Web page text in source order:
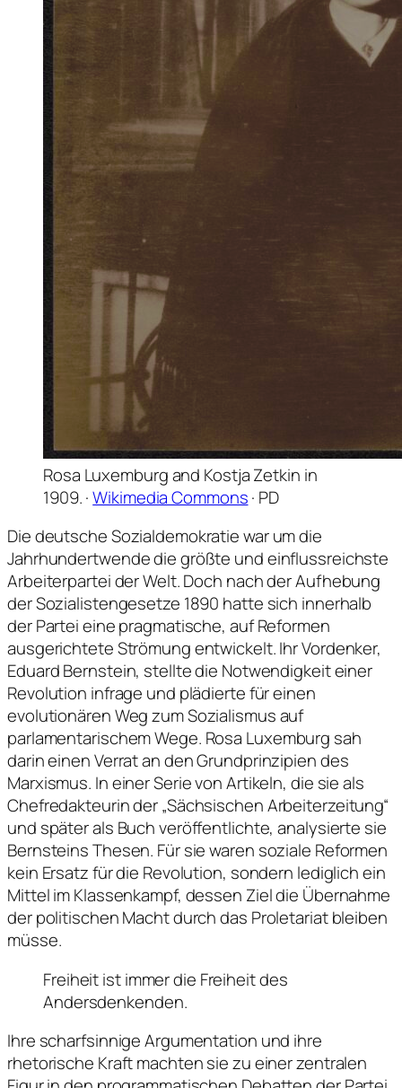
Rosa Luxemburg and Kostja Zetkin in
1909. ·Wikimedia Commons· PD
Die deutsche Sozialdemokratie war um die
Jahrhundertwende die größte und einflussreichste
Arbeiterpartei der Welt. Doch nach der Aufhebung
der Sozialistengesetze 1890 hatte sich innerhalb
der Partei eine pragmatische, auf Reformen
ausgerichtete Strömung entwickelt. Ihr Vordenker,
Eduard Bernstein, stellte die Notwendigkeit einer
Revolution infrage und plädierte für einen
evolutionären Weg zum Sozialismus auf
parlamentarischem Wege. Rosa Luxemburg sah
darin einen Verrat an den Grundprinzipien des
Marxismus. In einer Serie von Artikeln, die sie als
Chefredakteurin der „Sächsischen Arbeiterzeitung“
und später als Buch veröffentlichte, analysierte sie
Bernsteins Thesen. Für sie waren soziale Reformen
kein Ersatz für die Revolution, sondern lediglich ein
Mittel im Klassenkampf, dessen Ziel die Übernahme
der politischen Macht durch das Proletariat bleiben
müsse.
Freiheit ist immer die Freiheit des
Andersdenkenden.
Ihre scharfsinnige Argumentation und ihre
rhetorische Kraft machten sie zu einer zentralen